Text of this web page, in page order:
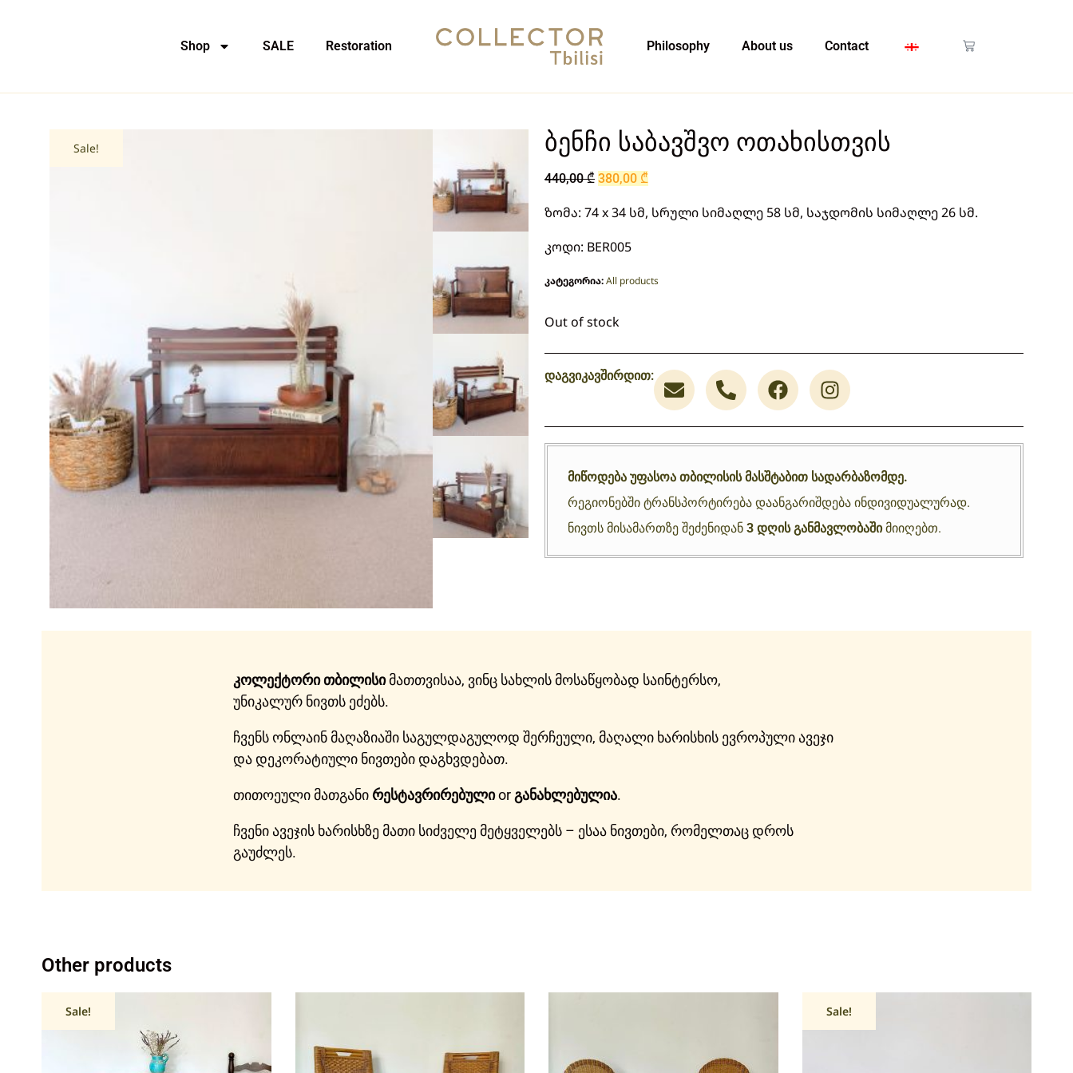
Shop SALE Restoration Philosophy About us Contact
Sale! ბენჩი საბავშვო ოთახისთვის
440,00₾ 380,00 ₾
ზომა: 74 x 34 სმ, სრული სიმაღლე 58 სმ, საჯდომის სიმაღლე 26 სმ.
კოდი: BER005
კატეგორია:All products
Out of stock
დაგვიკავშირდით:
მიწოდება უფასოა თბილისის მასშტაბით სადარბაზომდე.
რეგიონებში ტრანსპორტირება დაანგარიშდება ინდივიდუალურად.
ნივთს მისამართზე შეძენიდან 3 დღის განმავლობაშიმიიღებთ.
კოლექტორი თბილისიმათთვისაა, ვინც სახლის მოსაწყობად საინტერსო,
უნიკალურ ნივთს ეძებს.
ჩვენს ონლაინ მაღაზიაში საგულდაგულოდ შერჩეული, მაღალი ხარისხის ევროპული ავეჯი
და დეკორატიული ნივთები დაგხვდებათ.
თითოეული მათგანირესტავრირებულიorგანახლებულია.
ჩვენი ავეჯის ხარისხზე მათი სიძველე მეტყველებს – ესაა ნივთები, რომელთაც დროს
გაუძლეს.
Other products
Sale! Sale!